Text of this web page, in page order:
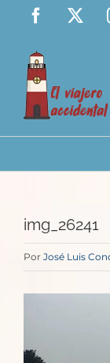
Saltar
contenido
Facebook
img_26241
Por José Luis